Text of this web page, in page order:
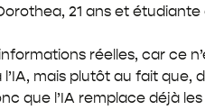
21 ans et étudiante
réelles, car ce
mais plutôt au fait que,
que l’IA remplace déjà